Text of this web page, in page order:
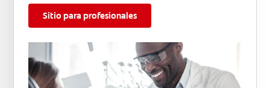
Sitio para profesionales